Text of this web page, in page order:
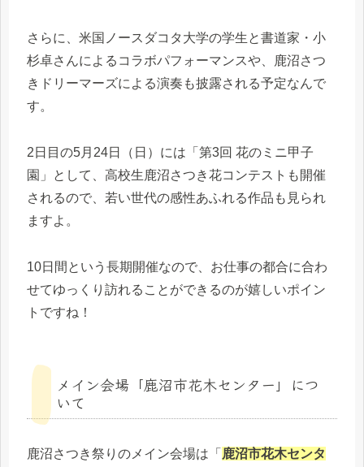
さらに、米国ノースダコタ大学の学生と書道家・小
杉卓さんによるコラボパフォーマンスや、鹿沼さつ
きドリーマーズによる演奏も披露される予定なんで
す。
2日目の5月24日（日）には「第3回 花のミニ甲子
園」として、高校生鹿沼さつき花コンテストも開催
されるので、若い世代の感性あふれる作品も見られ
ますよ。
10日間という長期開催なので、お仕事の都合に合わ
せてゆっくり訪れることができるのが嬉しいポイン
トですね！
メイン会場「鹿沼市花木センター」につ
いて
鹿沼さつき祭りのメイン会場は「 鹿沼市花木センタ